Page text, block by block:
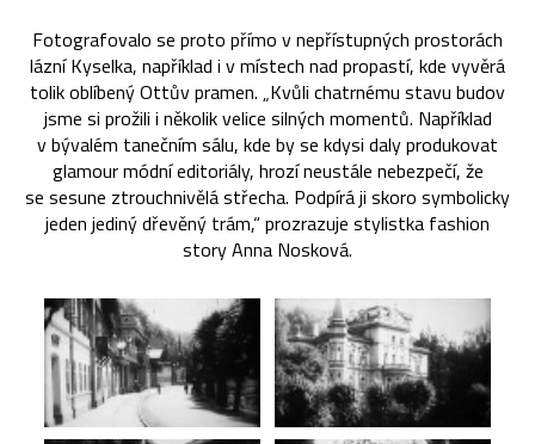
Fotografovalo se proto přímo v nepřístupných prostorách
lázní Kyselka, například i v místech nad propastí, kde vyvěrá
tolik oblíbený Ottův pramen. „Kvůli chatrnému stavu budov
jsme si prožili i několik velice silných momentů. Například
v bývalém tanečním sálu, kde by se kdysi daly produkovat
glamour módní editoriály, hrozí neustále nebezpečí, že
se sesune ztrouchnivělá střecha. Podpírá ji skoro symbolicky
jeden jediný dřevěný trám,“ prozrazuje stylistka fashion
story Anna Nosková.